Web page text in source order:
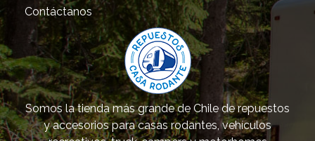
Contáctanos
Somos la tienda más grande de Chile de repuestos
y accesorios para casas rodantes, vehículos